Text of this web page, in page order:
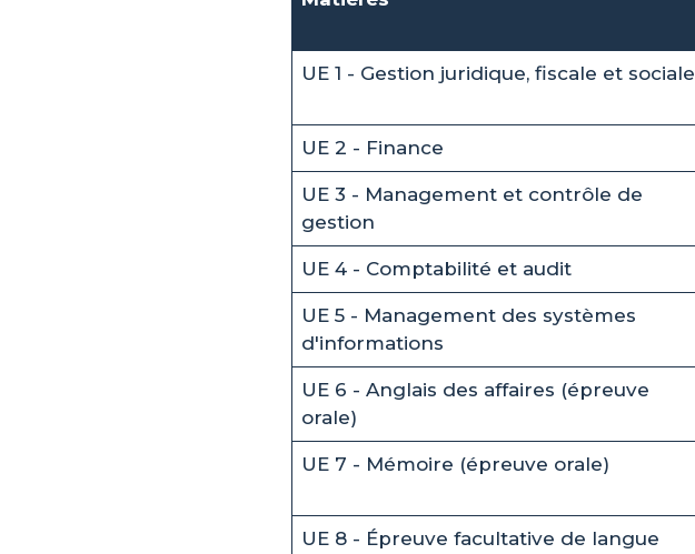
UE 1 - Gestion juridique, fiscale et sociale
UE 2 - Finance
UE 3 - Management et contrôle de
gestion
UE 4 - Comptabilité et audit
UE 5 - Management des systèmes
d'informations
UE 6 - Anglais des affaires (épreuve
orale)
UE 7 - Mémoire (épreuve orale)
UE 8 - Épreuve facultative de langue